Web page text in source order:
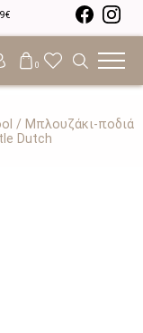
0
/ Μπλουζάκι-ποδιά
Dutch